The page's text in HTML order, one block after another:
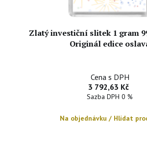
Zlatý investiční slitek 1 gram
Originál edice
Cena s DPH
3 792,63 Kč
Sazba DPH 0 %
Na objednávku / Hlídat